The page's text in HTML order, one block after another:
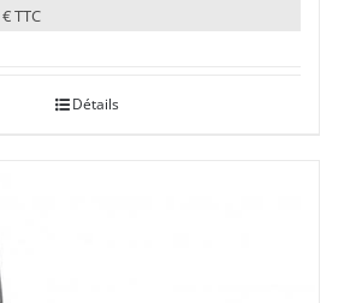
€TTC
Détails